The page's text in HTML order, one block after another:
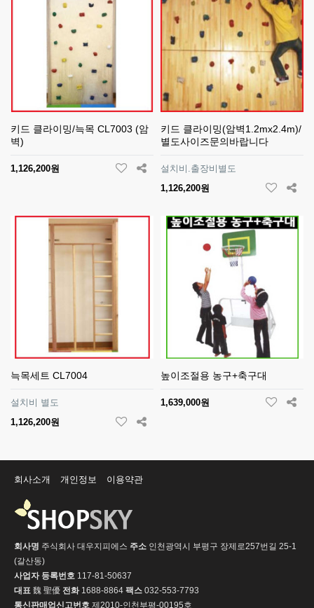
키드 클라이밍/늑목 CL7003 (암
벽)
1,126,200원
키드 클라이밍(암벽1.2mx2.4m)/
별도사이즈문의바랍니다
설치비.출장비별도
1,126,200원
늑목세트 CL7004
설치비 별도
1,126,200원
높이조절용 농구+축구대
1,639,000원
회사소개 개인정보 이용약관
회사명 주식회사 대우지피에스 주소 인천광역시 부평구 장제로257번길 25-1
(갈산동)
사업자 등록번호 117-81-50637
대표 魏 聖優 전화1688-8864 팩스 032-553-7793
통신판매업신고번호 제2010-인천부평-00195호